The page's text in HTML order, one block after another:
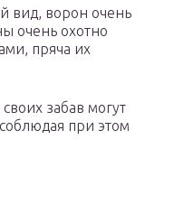
вид, ворон очень
очень охотно
пряча их
забав могут
при этом